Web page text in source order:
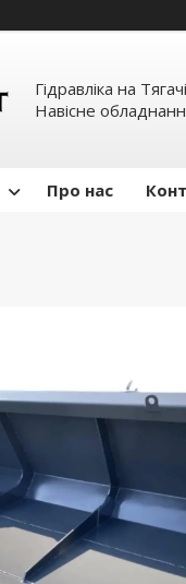
Гідравліка на
Навісне
Про нас